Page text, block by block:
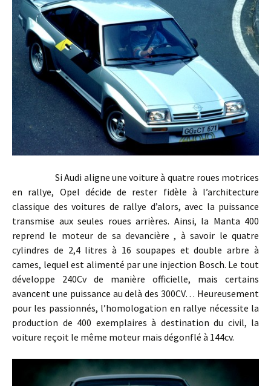
Si Audi aligne une voiture à quatre roues motrices
en rallye, Opel décide de rester fidèle à l’architecture
classique des voitures de rallye d’alors, avec la puissance
transmise aux seules roues arrières. Ainsi, la Manta 400
reprend le moteur de sa devancière , à savoir le quatre
cylindres de 2,4 litres à 16 soupapes et double arbre à
cames, lequel est alimenté par une injection Bosch. Le tout
développe 240Cv de manière officielle, mais certains
avancent une puissance au delà des 300CV… Heureusement
pour les passionnés, l’homologation en rallye nécessite la
production de 400 exemplaires à destination du civil, la
voiture reçoit le même moteur mais dégonflé à 144cv.